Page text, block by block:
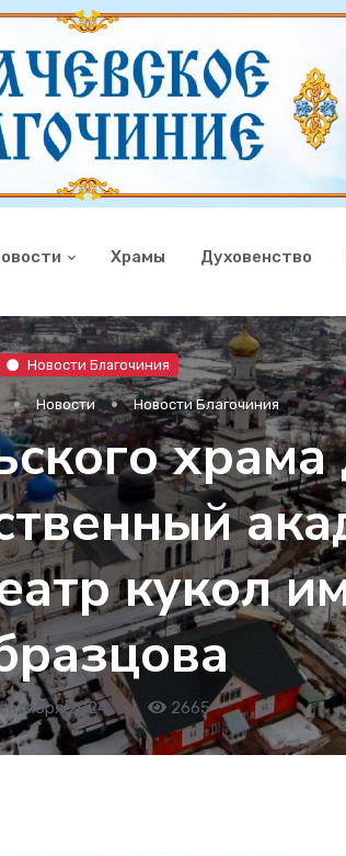
Храмы Духовенство
Новости Благочиния
Новости Новости Благочиния
кукол
2024 • 2665